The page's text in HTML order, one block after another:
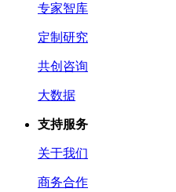
专家智库
定制研究
共创咨询
大数据
支持服务
关于我们
商务合作